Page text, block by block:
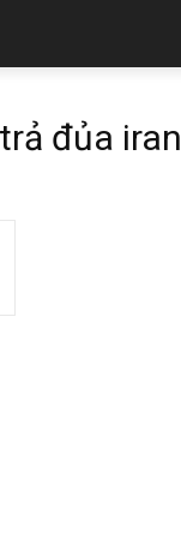
đủa iran